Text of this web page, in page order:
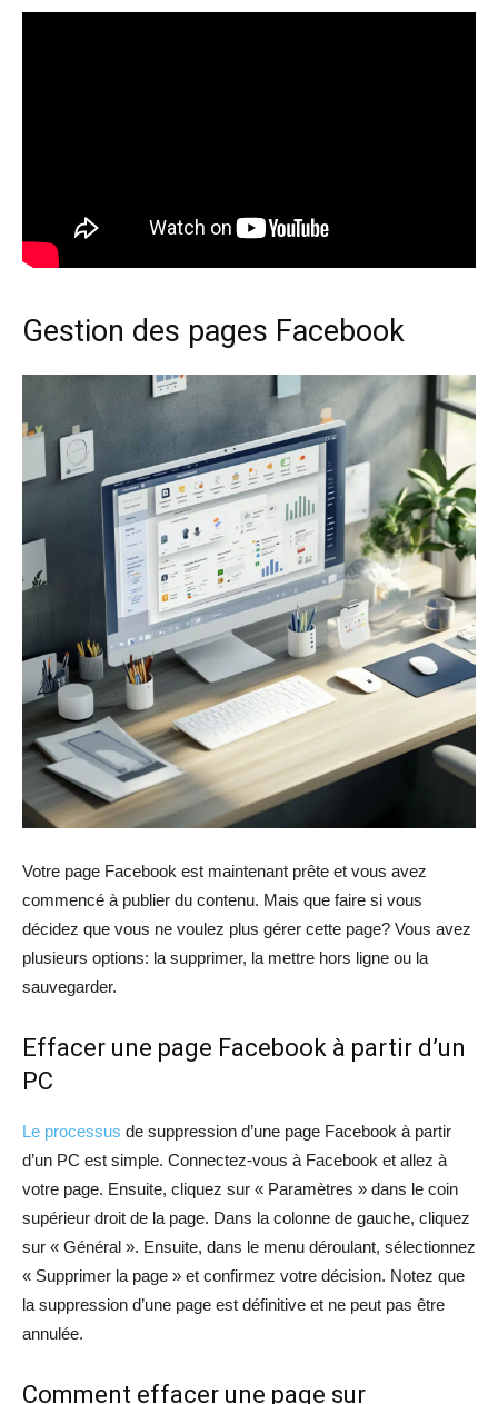
Gestion des pages Facebook
Votre page Facebook est maintenant prête et vous avez
commencé à publier du contenu. Mais que faire si vous
décidez que vous ne voulez plus gérer cette page? Vous avez
plusieurs options: la supprimer, la mettre hors ligne ou la
sauvegarder.
Effacer une page Facebook à partir d’un
PC
Le processus de suppression d’une page Facebook à partir
d’un PC est simple. Connectez-vous à Facebook et allez à
votre page. Ensuite, cliquez sur « Paramètres » dans le coin
supérieur droit de la page. Dans la colonne de gauche, cliquez
sur « Général ». Ensuite, dans le menu déroulant, sélectionnez
« Supprimer la page » et confirmez votre décision. Notez que
la suppression d’une page est définitive et ne peut pas être
annulée.
Comment effacer une page sur